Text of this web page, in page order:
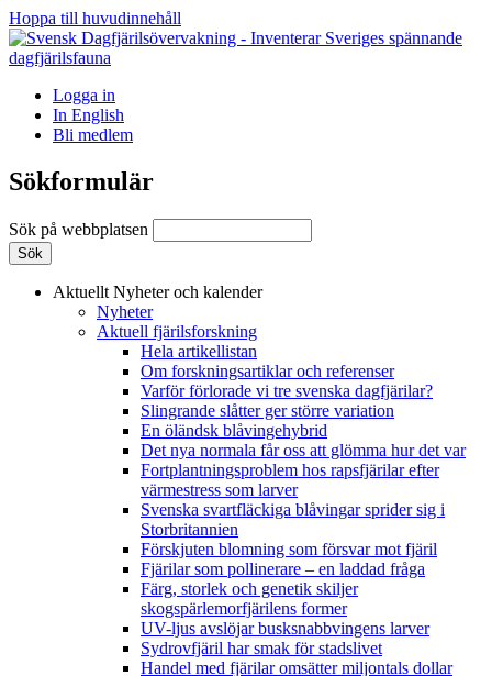
Hoppa till huvudinnehåll
Logga in
In English
Bli medlem
Sökformulär
Sök på webbplatsen
Aktuellt Nyheter och kalender
Nyheter
Aktuell fjärilsforskning
Hela artikellistan
Om forskningsartiklar och referenser
Varför förlorade vi tre svenska dagfjärilar?
Slingrande slåtter ger större variation
En öländsk blåvingehybrid
Det nya normala får oss att glömma hur det var
Fortplantningsproblem hos rapsfjärilar efter
värmestress som larver
Svenska svartfläckiga blåvingar sprider sig i
Storbritannien
Förskjuten blomning som försvar mot fjäril
Fjärilar som pollinerare – en laddad fråga
Färg, storlek och genetik skiljer
skogspärlemorfjärilens former
UV-ljus avslöjar busksnabbvingens larver
Sydrovfjäril har smak för stadslivet
Handel med fjärilar omsätter miljontals dollar